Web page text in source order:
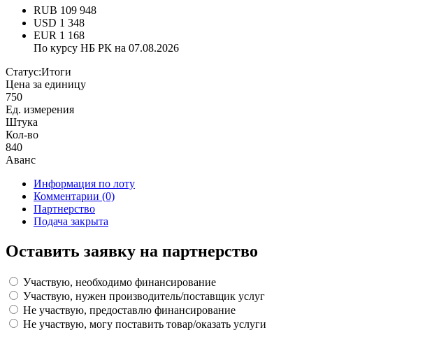
RUB 109 948
USD 1 348
EUR 1 168
По курсу НБ РК на 07.08.2026
Статус:Итоги
Цена за единицу
750
Ед. измерения
Штука
Кол-во
840
Аванс
Информация по лоту
Комментарии (0)
Партнерство
Подача закрыта
Оставить заявку на партнерство
Участвую, необходимо финансирование
Участвую, нужен производитель/поставщик услуг
Не участвую, предоставлю финансирование
Не участвую, могу поставить товар/оказать услуги